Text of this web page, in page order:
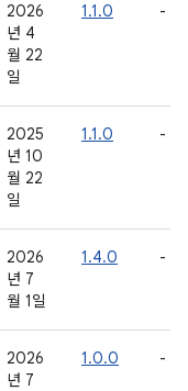
2026
년 4
월 22
일
1.1.0 -
2025
년 10
월 22
일
1.1.0 -
2026
년 7
월 1일
1.4.0 -
2026
년 7
1.0.0 -